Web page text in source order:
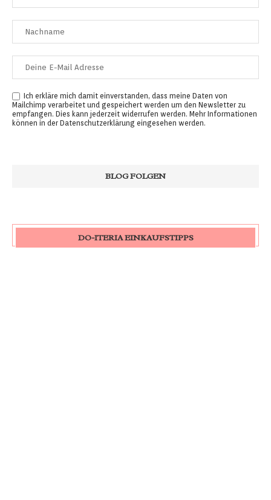
Ich erkläre mich damit einverstanden, dass meine Daten von
Mailchimp verarbeitet und gespeichert werden um den Newsletter zu
empfangen. Dies kann jederzeit widerrufen werden. Mehr Informationen
können in der Datenschutzerklärung eingesehen werden.
DO-ITERIA EINKAUFSTIPPS